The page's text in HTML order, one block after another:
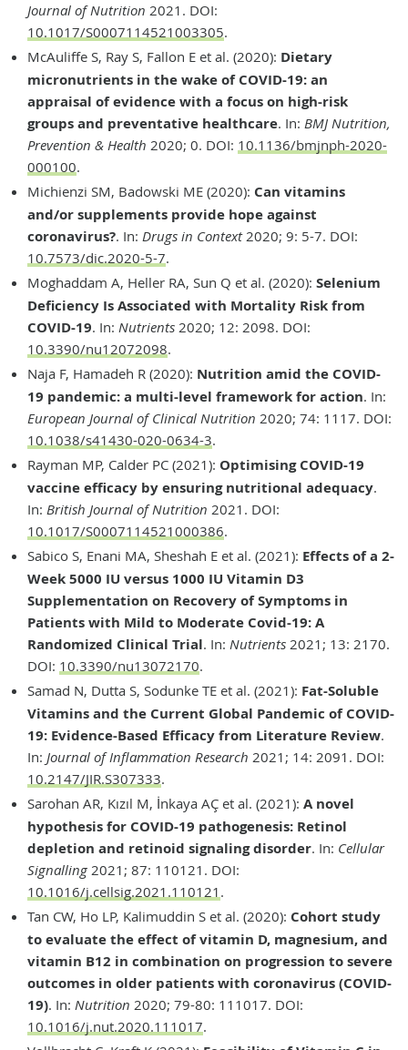
Journal of Nutrition 2021. DOI:
10.1017/S0007114521003305.
McAuliffe S, Ray S, Fallon E et al. (2020): Dietary
micronutrients in the wake of COVID-19: an
appraisal of evidence with a focus on high-risk
groups and preventative healthcare. In: BMJ Nutrition,
Prevention & Health 2020; 0. DOI: 10.1136/bmjnph-2020-
000100.
Michienzi SM, Badowski ME (2020): Can vitamins
and/or supplements provide hope against
coronavirus?. In: Drugs in Context2020; 9: 5-7. DOI:
10.7573/dic.2020-5-7.
Moghaddam A, Heller RA, Sun Q et al. (2020): Selenium
Deficiency Is Associated with Mortality Risk from
COVID-19. In: Nutrients 2020; 12: 2098. DOI:
10.3390/nu12072098.
Naja F, Hamadeh R (2020): Nutrition amid the COVID-
19 pandemic: a multi-level framework for action. In:
European Journal of Clinical Nutrition 2020; 74: 1117. DOI:
10.1038/s41430-020-0634-3.
Rayman MP, Calder PC (2021): Optimising COVID-19
vaccine efficacy by ensuring nutritional adequacy.
In: British Journal of Nutrition 2021. DOI:
10.1017/S0007114521000386.
Sabico S, Enani MA, Sheshah E et al. (2021): Effects of a 2-
Week 5000 IU versus 1000 IU Vitamin D3
Supplementation on Recovery of Symptoms in
Patients with Mild to Moderate Covid-19: A
Randomized Clinical Trial. In: Nutrients 2021; 13: 2170.
DOI: 10.3390/nu13072170.
Samad N, Dutta S, Sodunke TE et al. (2021): Fat-Soluble
Vitamins and the Current Global Pandemic of COVID-
19: Evidence-Based Efficacy from Literature Review.
In: Journal of Inflammation Research 2021; 14: 2091. DOI:
10.2147/JIR.S307333.
Sarohan AR, Kızıl M, İnkaya AÇ et al. (2021): A novel
hypothesis for COVID-19 pathogenesis: Retinol
depletion and retinoid signaling disorder. In: Cellular
Signalling 2021; 87: 110121. DOI:
10.1016/j.cellsig.2021.110121 .
Tan CW, Ho LP, Kalimuddin S et al. (2020): Cohort study
to evaluate the effect of vitamin D, magnesium, and
vitamin B12 in combination on progression to severe
outcomes in older patients with coronavirus (COVID-
19). In: Nutrition 2020; 79-80: 111017. DOI:
10.1016/j.nut.2020.111017.